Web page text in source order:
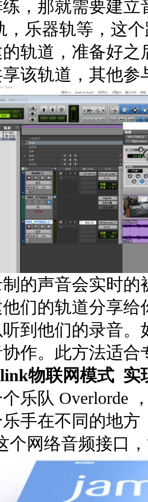
，那就需要建
，乐器轨等，这
轨道，准备好
该轨道，其他
的声音会实时
们的轨道分享给
到他们的录音
作。此方法适合
物联网模式 实
乐队 Overlorde
手在不同的地
个网络音频接口